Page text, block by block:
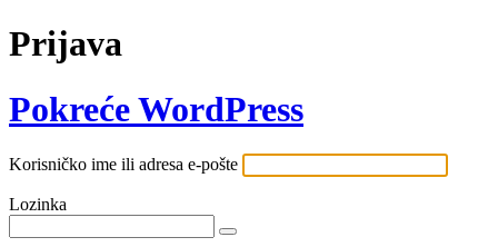
Prijava
Pokreće WordPress
Korisničko ime ili adresa e-pošte
Lozinka